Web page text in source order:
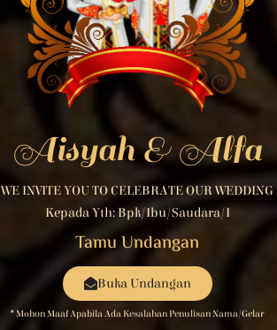
Aisyah & Alfa
WE INVITE YOU TO CELEBRATE OUR WEDDING
Kepada Yth: Bpk/Ibu/Saudara/i
Tamu Undangan
Buka Undangan
* Mohon Maaf Apabila Ada Kesalahan Penulisan Nama/gelar